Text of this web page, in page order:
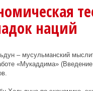
наций
– мусульманский
«Мукаддима»